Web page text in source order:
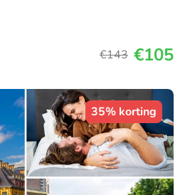
€143 €105
35% korting